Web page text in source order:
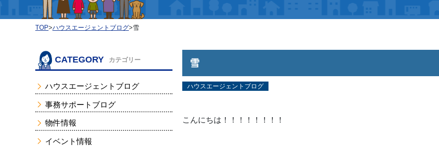
TOP>ハウスエージェントブログ>雪
雪
ハウスエージェントブログ
こんにちは！！！！！！！！
CATEGORY カテゴリー
ハウスエージェントブログ
事務サポートブログ
物件情報
イベント情報